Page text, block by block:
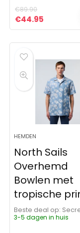
€89.90
Oorspronkelijke
€44.95 Huidige
HEMDEN
North Sails
Overhemd
Bowlen met
tropische
Beste deal op:
3-5 dagen in huis